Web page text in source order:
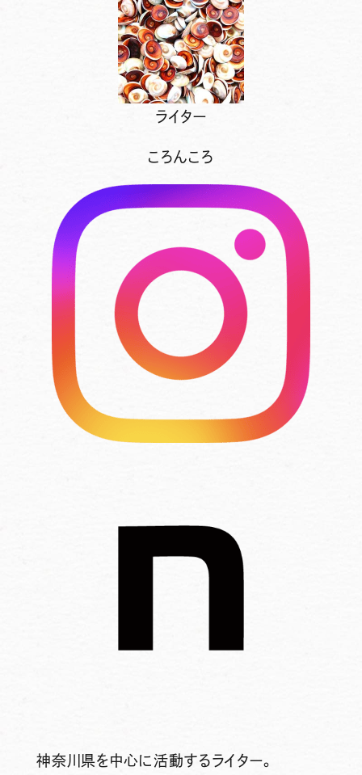
ライター
ころんころ
神奈川県を中心に活動するライター。